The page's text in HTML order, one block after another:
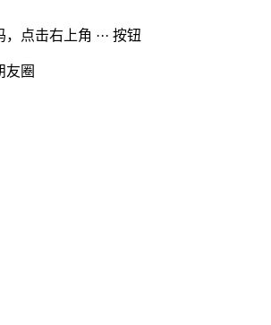
点击右上角 ··· 按钮
友圈